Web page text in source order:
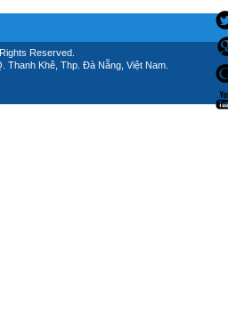
Reserved.
Thanh Khê, Thp. Đà Nẵng, Việt Nam.